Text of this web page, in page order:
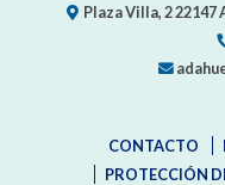
Plaza Villa, 222147
CONTACTO
PROTECCIÓN